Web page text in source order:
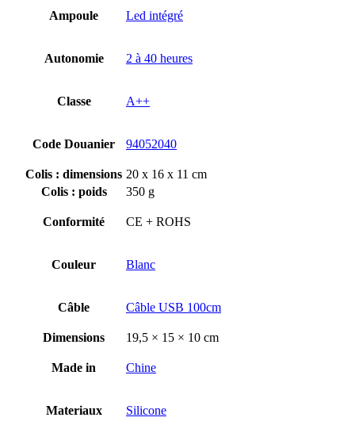
Ampoule Led intégré
Autonomie 2 à 40 heures
Classe A++
Code Douanier 94052040
Colis : dimensions 20 x 16 x 11 cm
Colis : poids
350 g
Conformité CE + ROHS
Couleur Blanc
Câble Câble USB 100cm
Dimensions 19,5 × 15 × 10 cm
Made in Chine
Materiaux Silicone